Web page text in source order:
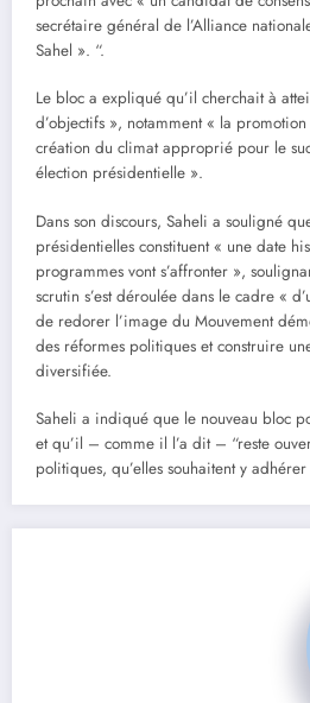
secrétaire général de l’Alliance
Sahel ». “.
Le bloc a expliqué qu’il cherchait à
d’objectifs », notamment « la
création du climat approprié pour le
élection présidentielle ».
Dans son discours, Saheli a souligné
présidentielles constituent « une date
programmes vont s’affronter »,
scrutin s’est déroulée dans le cadre «
de redorer l’image du Mouvement
des réformes politiques et construire
diversifiée.
Saheli a indiqué que le nouveau bloc
et qu’il – comme il l’a dit – “reste
politiques, qu’elles souhaitent y